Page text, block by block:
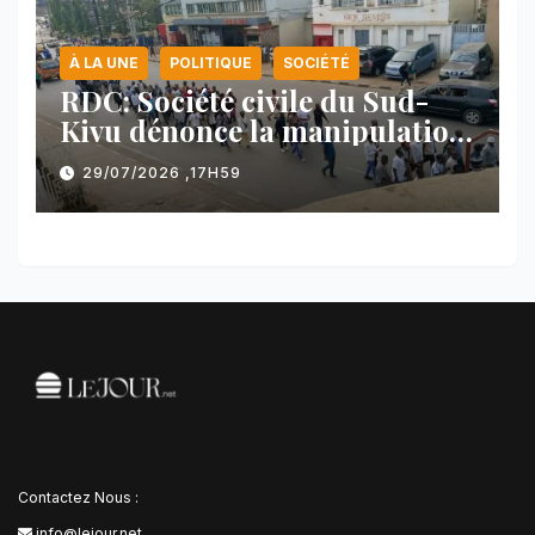
À LA UNE POLITIQUE SOCIÉTÉ
RDC: Société civile du Sud-
Kivu dénonce la manipulation
des manifestations par
l’AFC/M23
29/07/2026 ,17H59
Contactez Nous :